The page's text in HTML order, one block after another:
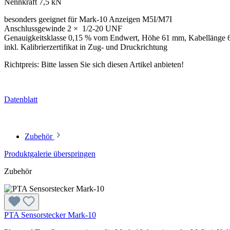
besonders geeignet für Mark-10 Anzeigen M5I/M7I
Anschlussgewinde 2 × 1/2-20 UNF
Genauigkeitsklasse 0,15 % vom Endwert, Höhe 61 mm, Kabellänge
inkl. Kalibrierzertifikat in Zug- und Druckrichtung
Richtpreis: Bitte lassen Sie sich diesen Artikel anbieten!
Datenblatt
Zubehör
Produktgalerie überspringen
Zubehör
PTA Sensorstecker Mark-10